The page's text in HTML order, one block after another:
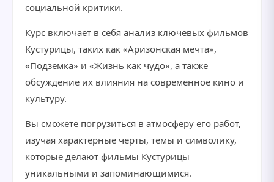
социальной критики.
Курс включает в себя анализ ключевых фильмов
Кустурицы, таких как «Аризонская мечта»,
«Подземка» и «Жизнь как чудо», а также
обсуждение их влияния на современное кино и
культуру.
Вы сможете погрузиться в атмосферу его работ,
изучая характерные черты, темы и символику,
которые делают фильмы Кустурицы
уникальными и запоминающимися.